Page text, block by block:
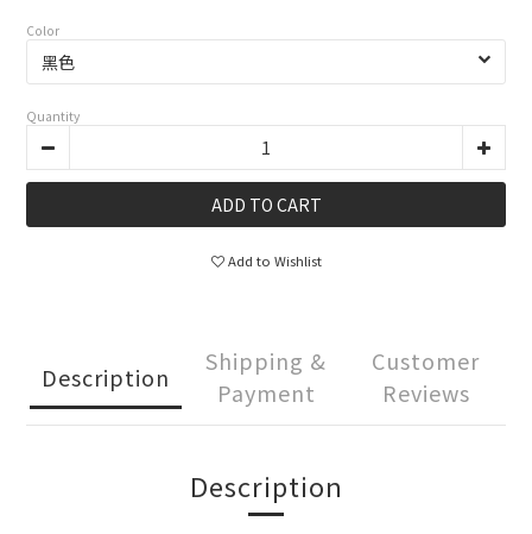
Color
Quantity
ADD TO CART
Add to Wishlist
Description
Shipping &
Payment
Customer
Reviews
Description